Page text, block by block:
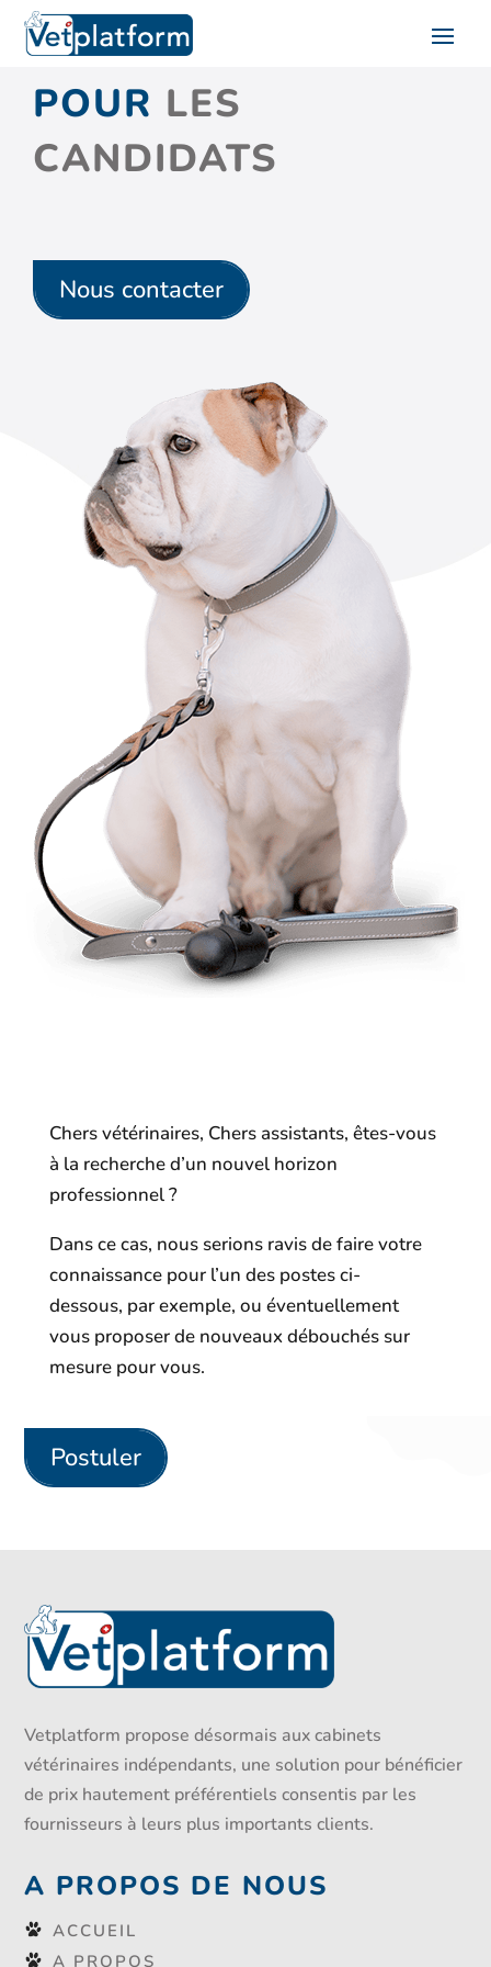
POUR LES
CANDIDATS
Nous contacter
Chers vétérinaires, Chers assistants, êtes-vous
à la recherche d’un nouvel horizon
professionnel ?
Dans ce cas, nous serions ravis de faire votre
connaissance pour l’un des postes ci-
dessous, par exemple, ou éventuellement
vous proposer de nouveaux débouchés sur
mesure pour vous.
Postuler
Vetplatform propose désormais aux cabinets
vétérinaires indépendants, une solution pour bénéficier
de prix hautement préférentiels consentis par les
fournisseurs à leurs plus importants clients.
A PROPOS DE NOUS
ACCUEIL
A PROPOS